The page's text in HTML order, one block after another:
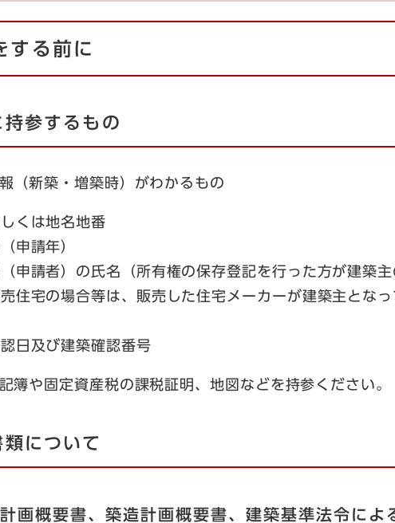
する前に
持参するもの
（新築・増築時）がわかるもの
くは地名地番
申請年）
申請者）の氏名（所有権の保存登記を行った方が建築
住宅の場合等は、販売した住宅メーカーが建築主とな
日及び建築確認番号
簿や固定資産税の課税証明、地図などを持参ください。
類について
画概要書、築造計画概要書、建築基準法令によ